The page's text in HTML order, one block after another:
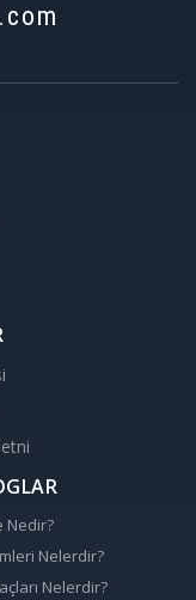
Nedir?
Nelerdir?
Nelerdir?